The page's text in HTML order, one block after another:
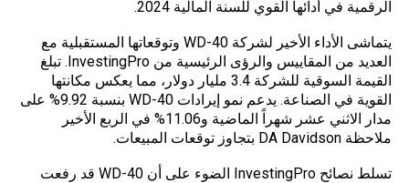
الرقمية في أدائها القوي للسنة المالية 2024.
يتماشى الأداء الأخير لشركة WD-40 وتوقعاتها المستقبلية مع
العديد من المقاييس والرؤى الرئيسية من InvestingPro. تبلغ
القيمة السوقية للشركة 3.4 مليار دولار، مما يعكس مكانتها
القوية في الصناعة. يدعم نمو إيرادات WD-40 بنسبة 9.92% على
مدار الاثني عشر شهراً الماضية و11.06% في الربع الأخير
ملاحظة DA Davidson بتجاوز توقعات المبيعات.
تسلط نصائح InvestingPro الضوء على أن WD-40 قد رفعت